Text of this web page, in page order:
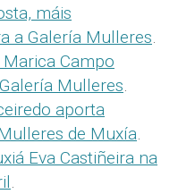
máis
a Galería Mulleres.
Campo
Mulleres.
aporta
de Muxía.
Eva Castiñeira na
.